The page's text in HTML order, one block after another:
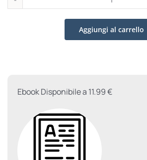
Ancora
tutto
da
Aggiungi al carrello
Ebook Disponibile a 11.99 €